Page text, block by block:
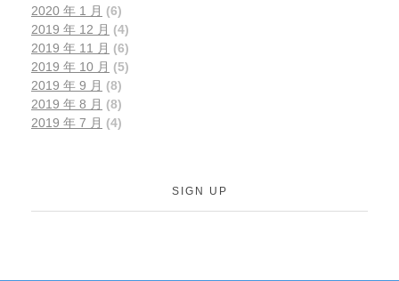
2020 年 1 月 (6)
2019 年 12 月 (4)
2019 年 11 月 (6)
2019 年 10 月 (5)
2019 年 9 月 (8)
2019 年 8 月 (8)
2019 年 7 月 (4)
SIGN UP